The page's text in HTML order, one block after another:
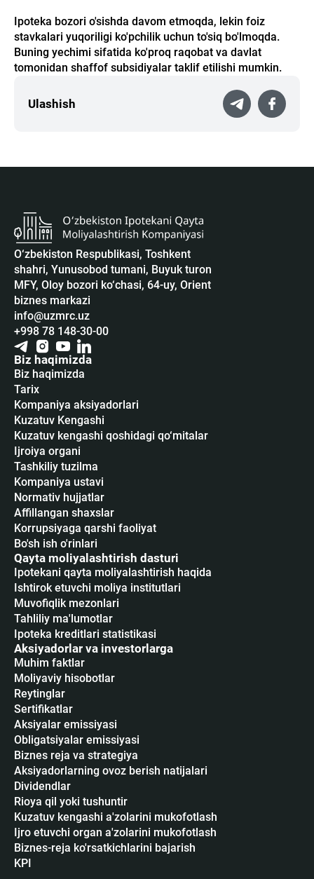
Ipoteka bozori o'sishda davom etmoqda, lekin foiz
stavkalari yuqoriligi ko'pchilik uchun to'siq bo'lmoqda.
Buning yechimi sifatida ko'proq raqobat va davlat
tomonidan shaffof subsidiyalar taklif etilishi mumkin.
Ulashish
O‘zbekiston Respublikasi, Toshkent
shahri, Yunusobod tumani, Buyuk turon
MFY, Oloy bozori ko‘chasi, 64-uy, Orient
biznes markazi
info@uzmrc.uz
+998 78 148-30-00
Biz haqimizda
Biz haqimizda
Tarix
Kompaniya aksiyadorlari
Kuzatuv Kengashi
Kuzatuv kengashi qoshidagi qo‘mitalar
Ijroiya organi
Tashkiliy tuzilma
Kompaniya ustavi
Normativ hujjatlar
Affillangan shaxslar
Korrupsiyaga qarshi faoliyat
Bo'sh ish o'rinlari
Qayta moliyalashtirish dasturi
Ipotekani qayta moliyalashtirish haqida
Ishtirok etuvchi moliya institutlari
Muvofiqlik mezonlari
Tahliliy ma'lumotlar
Ipoteka kreditlari statistikasi
Aksiyadorlar va investorlarga
Muhim faktlar
Moliyaviy hisobotlar
Reytinglar
Sertifikatlar
Аksiyalar emissiyasi
Obligatsiyalar emissiyasi
Biznes reja va strategiya
Aksiyadorlarning ovoz berish natijalari
Dividendlar
Rioya qil yoki tushuntir
Kuzatuv kengashi a'zolarini mukofotlash
Ijro etuvchi organ a'zolarini mukofotlash
Biznes-reja ko'rsatkichlarini bajarish
KPI